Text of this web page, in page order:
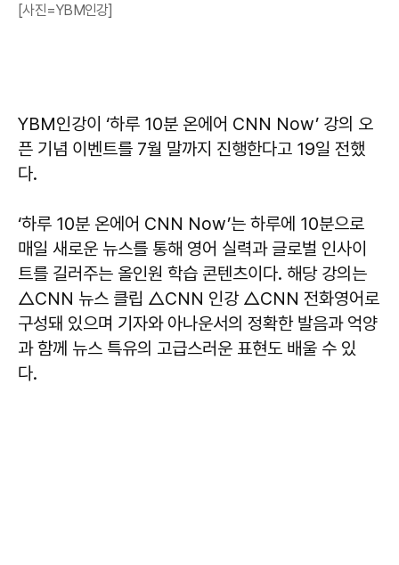
[사진=YBM인강]
YBM인강이 ‘하루 10분 온에어 CNN Now’ 강의 오
픈 기념 이벤트를 7월 말까지 진행한다고 19일 전했
다.
‘하루 10분 온에어 CNN Now’는 하루에 10분으로
매일 새로운 뉴스를 통해 영어 실력과 글로벌 인사이
트를 길러주는 올인원 학습 콘텐츠이다. 해당 강의는
△CNN 뉴스 클립 △CNN 인강 △CNN 전화영어로
구성돼 있으며 기자와 아나운서의 정확한 발음과 억양
과 함께 뉴스 특유의 고급스러운 표현도 배울 수 있
다.